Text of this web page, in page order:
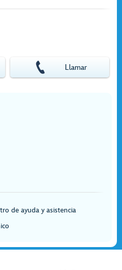
Llamar
de ayuda y asistencia